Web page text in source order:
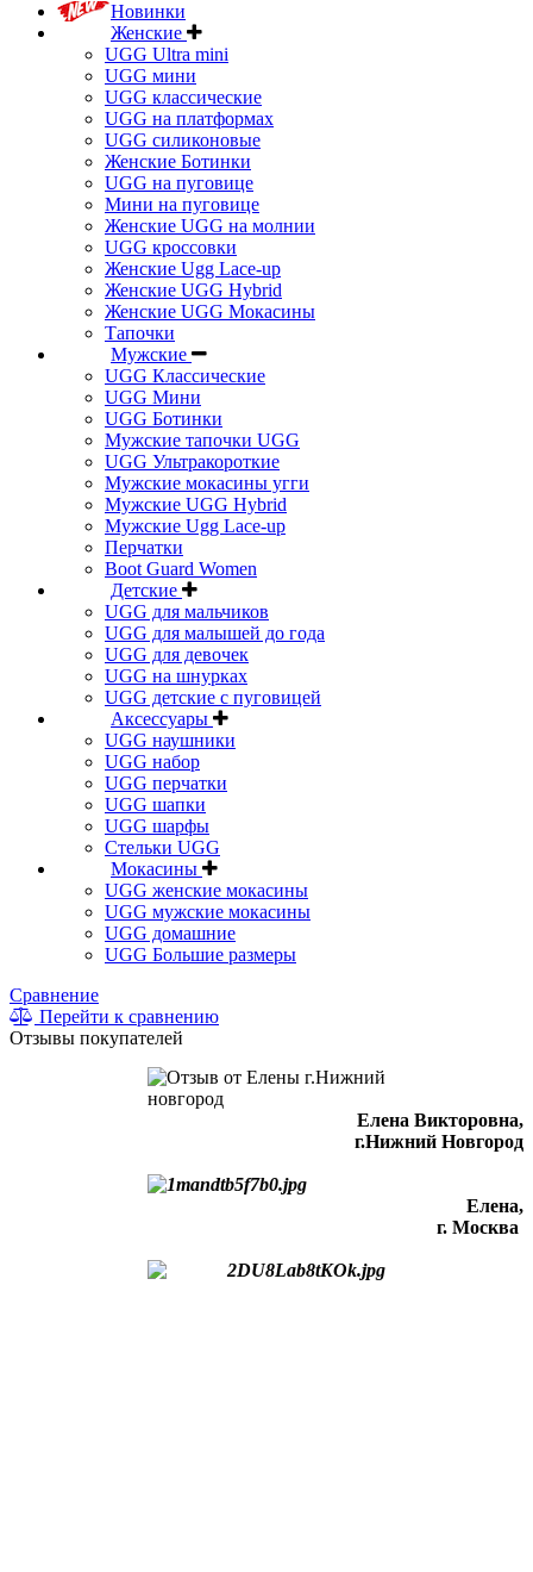
Новинки
Женские
UGG Ultra mini
UGG мини
UGG классические
UGG на платформах
UGG силиконовые
Женские Ботинки
UGG на пуговице
Мини на пуговице
Женские UGG на молнии
UGG кроссовки
Женские Ugg Lace-up
Женские UGG Hybrid
Женские UGG Мокасины
Тапочки
Мужские
UGG Классические
UGG Мини
UGG Ботинки
Мужские тапочки UGG
UGG Ультракороткие
Мужские мокасины угги
Мужские UGG Hybrid
Мужские Ugg Lace-up
Перчатки
Boot Guard Women
Детские
UGG для мальчиков
UGG для малышей до года
UGG для девочек
UGG на шнурках
UGG детские с пуговицей
Аксессуары
UGG наушники
UGG набор
UGG перчатки
UGG шапки
UGG шарфы
Стельки UGG
Мокасины
UGG женские мокасины
UGG мужские мокасины
UGG домашние
UGG Большие размеры
Сравнение
Перейти к сравнению
Отзывы покупателей
Елена Викторовна,
г.Нижний Новгород
Елена,
г. Москва